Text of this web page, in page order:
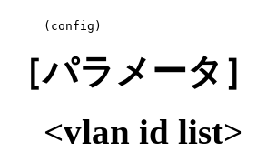
(config)
［パラメータ］
<vlan id list>